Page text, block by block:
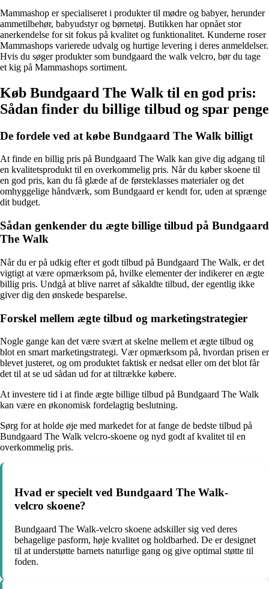
Mammashop er specialiseret i produkter til mødre og babyer, herunder
ammetilbehør, babyudstyr og børnetøj. Butikken har opnået stor
anerkendelse for sit fokus på kvalitet og funktionalitet. Kunderne roser
Mammashops varierede udvalg og hurtige levering i deres anmeldelser.
Hvis du søger produkter som bundgaard the walk velcro, bør du tage
et kig på Mammashops sortiment.
Køb Bundgaard The Walk til en god pris:
Sådan finder du billige tilbud og spar penge
De fordele ved at købe Bundgaard The Walk billigt
At finde en billig pris på Bundgaard The Walk kan give dig adgang til
en kvalitetsprodukt til en overkommelig pris. Når du køber skoene til
en god pris, kan du få glæde af de førsteklasses materialer og det
omhyggelige håndværk, som Bundgaard er kendt for, uden at sprænge
dit budget.
Sådan genkender du ægte billige tilbud på Bundgaard
The Walk
Når du er på udkig efter et godt tilbud på Bundgaard The Walk, er det
vigtigt at være opmærksom på, hvilke elementer der indikerer en ægte
billig pris. Undgå at blive narret af såkaldte tilbud, der egentlig ikke
giver dig den ønskede besparelse.
Forskel mellem ægte tilbud og marketingstrategier
Nogle gange kan det være svært at skelne mellem et ægte tilbud og
blot en smart marketingstrategi. Vær opmærksom på, hvordan prisen er
blevet justeret, og om produktet faktisk er nedsat eller om det blot får
det til at se ud sådan ud for at tiltrække købere.
At investere tid i at finde ægte billige tilbud på Bundgaard The Walk
kan være en økonomisk fordelagtig beslutning.
Sørg for at holde øje med markedet for at fange de bedste tilbud på
Bundgaard The Walk velcro-skoene og nyd godt af kvalitet til en
overkommelig pris.
Hvad er specielt ved Bundgaard The Walk-
velcro skoene?
Bundgaard The Walk-velcro skoene adskiller sig ved deres
behagelige pasform, høje kvalitet og holdbarhed. De er designet
til at understøtte barnets naturlige gang og give optimal støtte til
foden.